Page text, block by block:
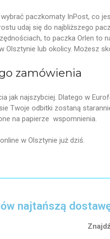
paczkomaty InPost, co
udaj się do najbliższego
to paczka Orlen to
Olsztynie lub okolicy. Możesz
zamówienia
jak najszybciej. Dlatego w
Twoje odbitki zostaną
na papierze wspomnienia.
w Olsztynie już dziś.
najtańszą